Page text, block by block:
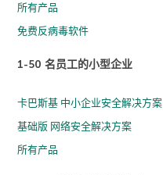
所有产品
免费反病毒软件
1-50 名员工的小型企业
卡巴斯基 中小企业安全解决方案
基础版 网络安全解决方案
所有产品